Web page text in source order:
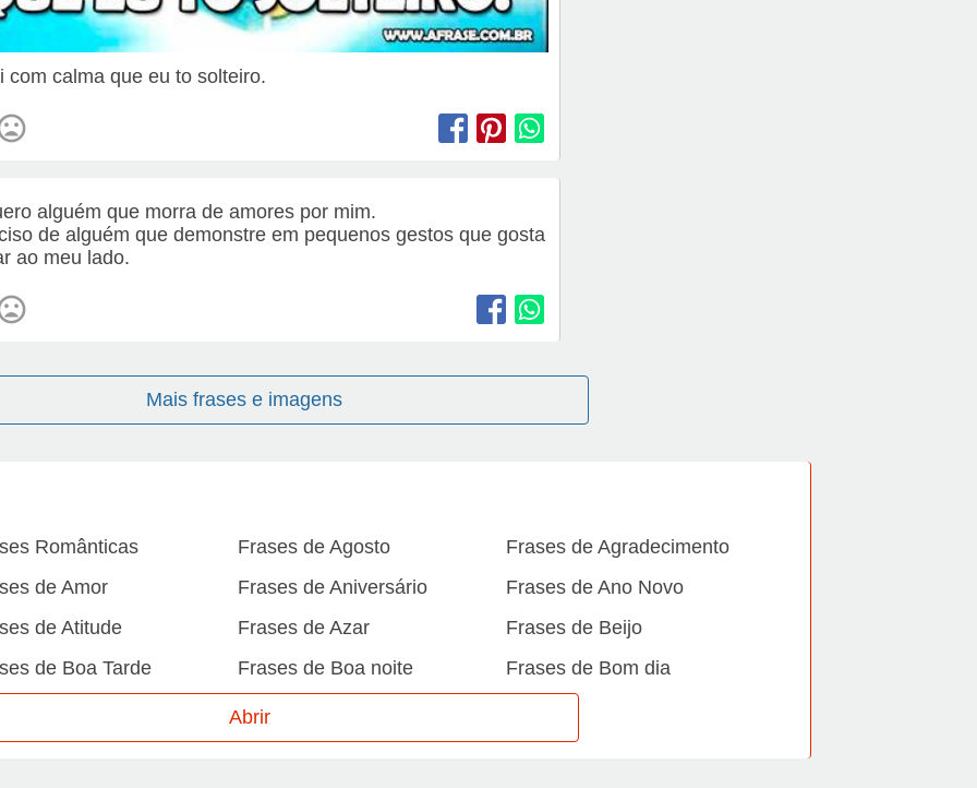
com calma que eu to solteiro.
alguém que morra de amores por mim.
de alguém que demonstre em pequenos gestos que gosta
ao meu lado.
Mais frases e imagens
Românticas Frases de Agosto
Frases de Agradecimento
de Amor
Frases de Aniversário
Frases de Ano Novo
de Atitude
Frases de Azar
Frases de Beijo
de Boa Tarde
Frases de Boa noite
Frases de Bom dia
Frases de Caráter
de Desculpa
Frases de Dezembro
Frases de Dia Internacional
Abrir